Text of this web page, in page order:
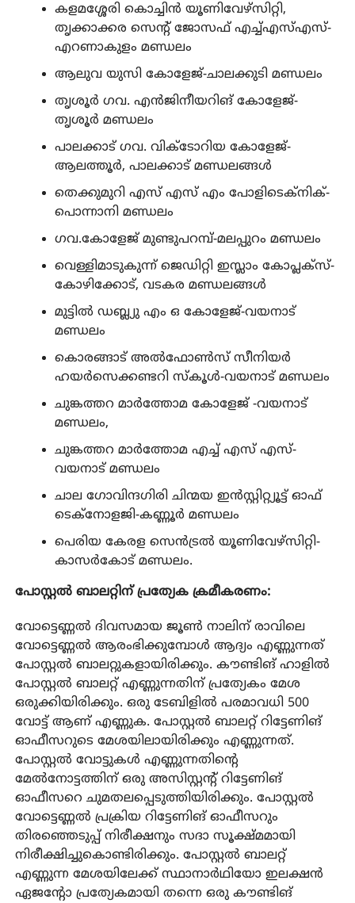
കളമശ്ശേരി കൊച്ചിൻ യൂണിവേഴ്‌സിറ്റി,
തൃക്കാക്കര സെന്റ് ജോസഫ് എച്ച്എസ്എസ്-
എറണാകുളം മണ്ഡലം
ആലുവ യുസി കോളേജ്-ചാലക്കുടി മണ്ഡലം
തൃശൂർ ഗവ. എൻജിനീയറിങ് കോളേജ്-
തൃശൂർ മണ്ഡലം
പാലക്കാട് ഗവ. വിക്ടോറിയ കോളേജ്-
ആലത്തൂർ, പാലക്കാട് മണ്ഡലങ്ങൾ
തെക്കുമുറി എസ് എസ് എം പോളിടെക്‌നിക്-
പൊന്നാനി മണ്ഡലം
ഗവ.കോളേജ് മുണ്ടുപറമ്പ്-മലപ്പുറം മണ്ഡലം
വെള്ളിമാടുകുന്ന് ജെഡിറ്റി ഇസ്ലാം കോപ്ലക്‌സ്-
കോഴിക്കോട്, വടകര മണ്ഡലങ്ങൾ
മുട്ടിൽ ഡബ്ല്യു എം ഒ കോളേജ്-വയനാട്
മണ്ഡലം
കൊരങ്ങാട് അൽഫോൺസ് സീനിയർ
ഹയർസെക്കണ്ടറി സ്‌കൂൾ-വയനാട് മണ്ഡലം
ചുങ്കത്തറ മാർത്തോമ കോളേജ് -വയനാട്
മണ്ഡലം,
ചുങ്കത്തറ മാർത്തോമ എച്ച് എസ് എസ്-
വയനാട് മണ്ഡലം
ചാല ഗോവിന്ദഗിരി ചിന്മയ ഇൻസ്റ്റിറ്റ്യൂട്ട് ഓഫ്
ടെക്‌നോളജി-കണ്ണൂർ മണ്ഡലം
പെരിയ കേരള സെൻട്രൽ യൂണിവേഴ്‌സിറ്റി-
കാസർകോട് മണ്ഡലം.
പോസ്റ്റൽ ബാലറ്റിന് പ്രത്യേക ക്രമീകരണം:
വോട്ടെണ്ണൽ ദിവസമായ ജൂൺ നാലിന് രാവിലെ
വോട്ടെണ്ണൽ ആരംഭിക്കുമ്പോൾ ആദ്യം എണ്ണുന്നത്
പോസ്റ്റൽ ബാലറ്റുകളായിരിക്കും. കൗണ്ടിങ് ഹാളിൽ
പോസ്റ്റൽ ബാലറ്റ് എണ്ണുന്നതിന് പ്രത്യേകം മേശ
ഒരുക്കിയിരിക്കും. ഒരു ടേബിളിൽ പരമാവധി 500
വോട്ട് ആണ് എണ്ണുക. പോസ്റ്റൽ ബാലറ്റ് റിട്ടേണിങ്
ഓഫീസറുടെ മേശയിലായിരിക്കും എണ്ണുന്നത്.
പോസ്റ്റൽ വോട്ടുകൾ എണ്ണുന്നതിന്റെ
മേൽനോട്ടത്തിന് ഒരു അസിസ്റ്റന്റ് റിട്ടേണിങ്
ഓഫീസറെ ചുമതലപ്പെടുത്തിയിരിക്കും. പോസ്റ്റൽ
വോട്ടെണ്ണൽ പ്രക്രിയ റിട്ടേണിങ് ഓഫീസറും
തിരഞ്ഞെടുപ്പ് നിരീക്ഷനും സദാ സൂക്ഷ്മമായി
നിരീക്ഷിച്ചുകൊണ്ടിരിക്കും. പോസ്റ്റൽ ബാലറ്റ്
എണ്ണുന്ന മേശയിലേക്ക് സ്ഥാനാർഥിയോ ഇലക്ഷൻ
ഏജന്റോ പ്രത്യേകമായി തന്നെ ഒരു കൗണ്ടിങ്